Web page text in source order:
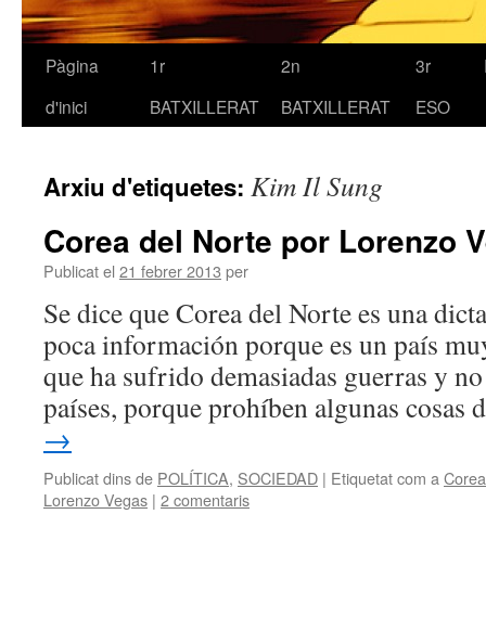
Vés
Pàgina
d'inici
1r
BATXILLERAT
2n
BATXILLERAT
3r
ESO
Arxiu d'etiquetes: Kim Il Sung
Corea del Norte por Lorenzo
Publicat el 21 febrer 2013 per
Se dice que Corea del Norte es una
poca información porque es un país
que ha sufrido demasiadas guerras y
países, porque prohíben algunas
→
Publicat dins de POLÍTICA, SOCIEDAD | Etiquetat com a
Lorenzo Vegas | 2 comentaris